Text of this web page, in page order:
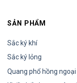
SẢN PHẨM
Sắc ký khí
Sắc ký lỏng
Quang phổ hồng ngoại